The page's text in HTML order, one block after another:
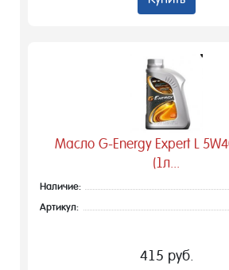
Масло G-Energy Expert L
(1л...
Наличие:
Артикул:
415 руб.